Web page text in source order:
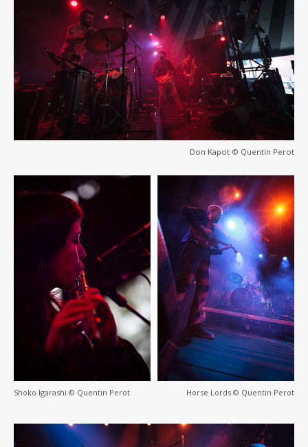
Don Kapot © Quentin Perot
Shoko Igarashi © Quentin Perot Horse Lords © Quentin Perot